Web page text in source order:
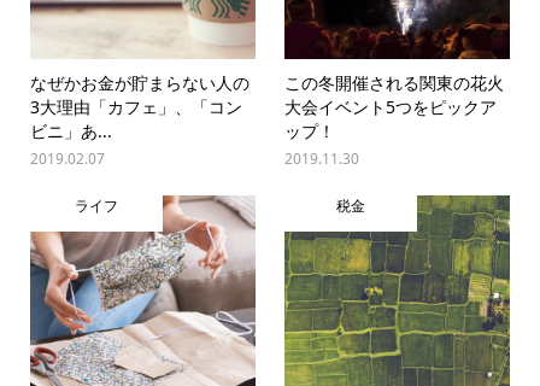
なぜかお金が貯まらない人の
3大理由「カフェ」、「コン
ビニ」あ...
2019.02.07
この冬開催される関東の花火
大会イベント5つをピックア
ップ！
2019.11.30
ライフ 税金